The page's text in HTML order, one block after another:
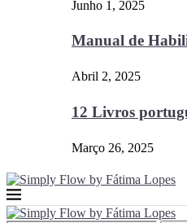
Junho 1, 2025
Manual de
Abril 2, 2025
12 Livros
Março 26, 2025